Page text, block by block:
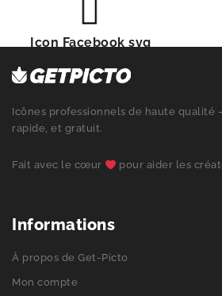
Icon Facebook svg
Icônes professionnels de haute
rapide, et gratuit.
Fait avec le cœur pour aider les
Informations
À propos de Get-Picto
Mon compte